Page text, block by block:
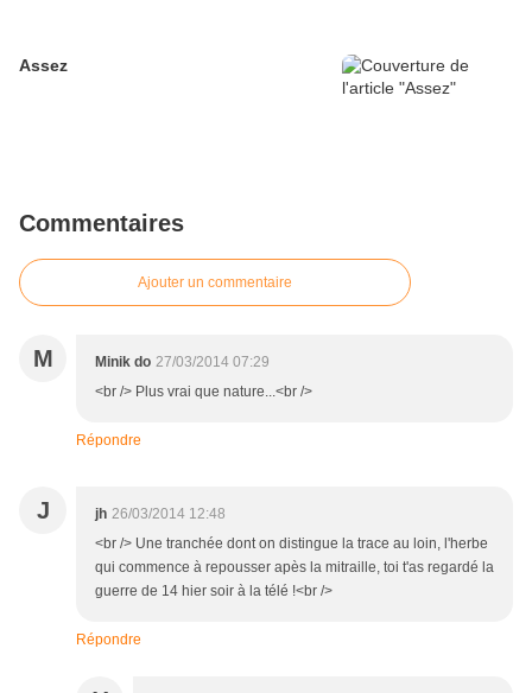
Assez
Commentaires
Ajouter un commentaire
M Minik do 27/03/2014 07:29
<br /> Plus vrai que nature...<br />
Répondre
J jh 26/03/2014 12:48
<br /> Une tranchée dont on distingue la trace au loin, l'herbe
qui commence à repousser apès la mitraille, toi t'as regardé la
guerre de 14 hier soir à la télé !<br />
Répondre